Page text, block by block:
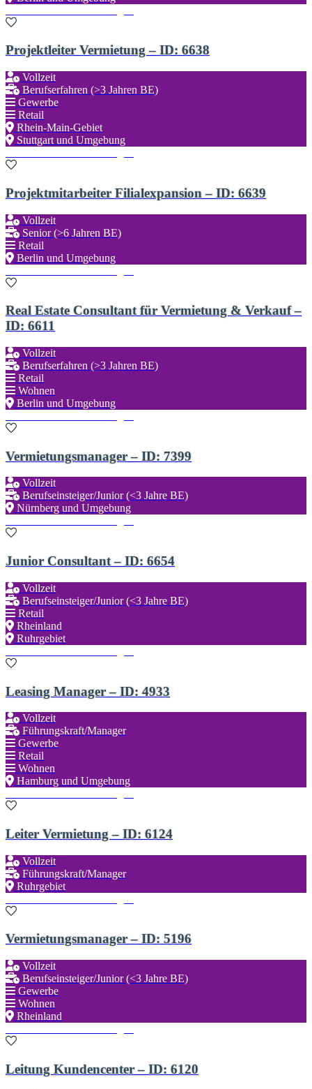
Projektleiter Vermietung – ID: 6638
Vollzeit
Berufserfahren (>3 Jahren BE)
Gewerbe
Retail
Rhein-Main-Gebiet
Stuttgart und Umgebung
Projektmitarbeiter Filialexpansion – ID: 6639
Vollzeit
Senior (>6 Jahren BE)
Retail
Berlin und Umgebung
Real Estate Consultant für Vermietung & Verkauf –
ID: 6611
Vollzeit
Berufserfahren (>3 Jahren BE)
Retail
Wohnen
Berlin und Umgebung
Vermietungsmanager – ID: 7399
Vollzeit
Berufseinsteiger/Junior (<3 Jahre BE)
Nürnberg und Umgebung
Junior Consultant – ID: 6654
Vollzeit
Berufseinsteiger/Junior (<3 Jahre BE)
Retail
Rheinland
Ruhrgebiet
Leasing Manager – ID: 4933
Vollzeit
Führungskraft/Manager
Gewerbe
Retail
Wohnen
Hamburg und Umgebung
Leiter Vermietung – ID: 6124
Vollzeit
Führungskraft/Manager
Ruhrgebiet
Vermietungsmanager – ID: 5196
Vollzeit
Berufseinsteiger/Junior (<3 Jahre BE)
Gewerbe
Wohnen
Rheinland
Leitung Kundencenter – ID: 6120